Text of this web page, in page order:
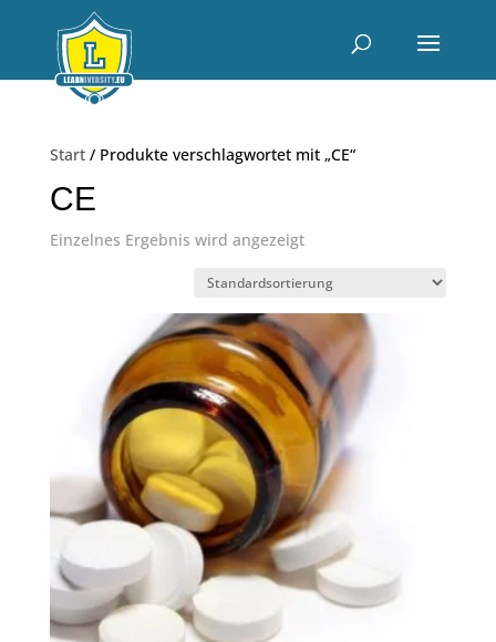
Start/ Produkte verschlagwortet mit „CE“
CE
Einzelnes Ergebnis wird angezeigt